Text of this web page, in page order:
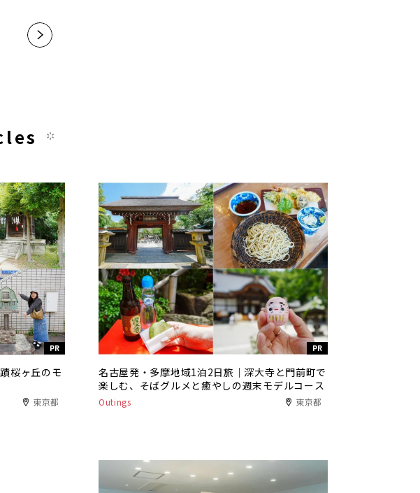
»
PR
桜ヶ丘のモ
東京都
PR
名古屋発・多摩地域1泊2日旅｜深大寺と門前町で
楽しむ、そばグルメと癒やしの週末モデルコース
Outings 東京都